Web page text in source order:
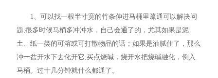
1、可以找一根半寸宽的竹条伸进马桶里疏通可以解决问
题;很多时候马桶多冲冲水，自己会通了的，尤其如果是泥
土、纸一类的可溶或可打散物品的话；如果是油腻住了，那么
冲一盆开水下去化开它;买点烧碱，烧开水把烧碱融化，倒入
马桶。过十几分钟就什么都通了。